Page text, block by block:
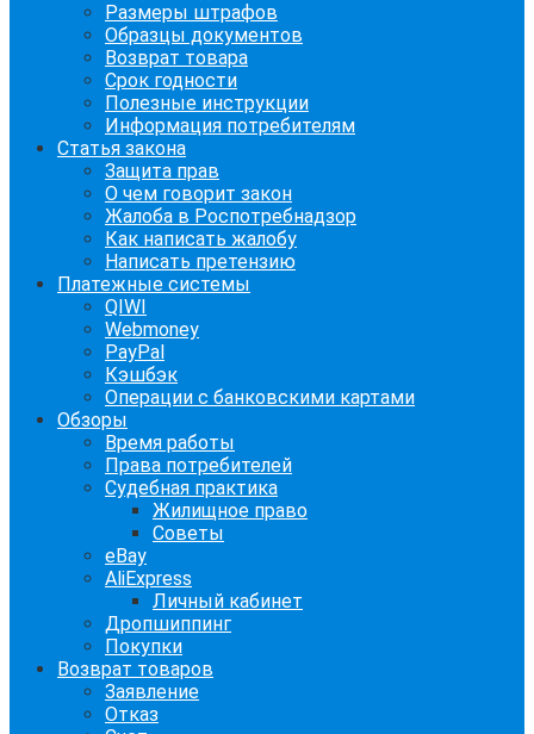
Размеры штрафов
Образцы документов
Возврат товара
Срок годности
Полезные инструкции
Информация потребителям
Статья закона
Защита прав
О чем говорит закон
Жалоба в Роспотребнадзор
Как написать жалобу
Написать претензию
Платежные системы
QIWI
Webmoney
PayPal
Кэшбэк
Операции с банковскими картами
Обзоры
Время работы
Права потребителей
Судебная практика
Жилищное право
Советы
eBay
AliExpress
Личный кабинет
Дропшиппинг
Покупки
Возврат товаров
Заявление
Отказ